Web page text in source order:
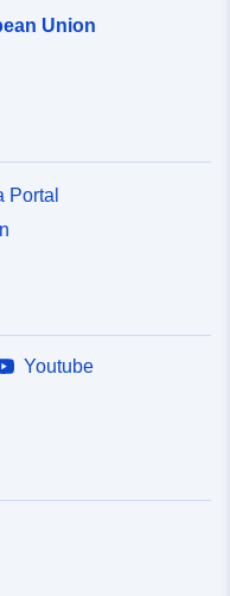
Union
Portal
Youtube